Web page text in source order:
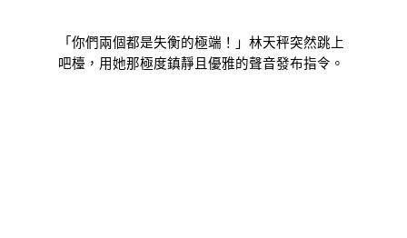
「你們兩個都是失衡的極端！」林天秤突然跳上
吧檯，用她那極度鎮靜且優雅的聲音發布指令。